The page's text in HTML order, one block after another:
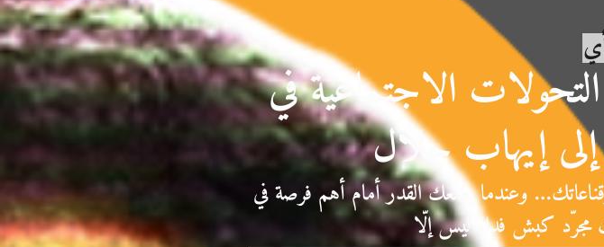
الاجتماعية في
إيهاب جلال
وعندما يضعك القدر أمام أهم فرصة في
كبش فداء ليس إلّا